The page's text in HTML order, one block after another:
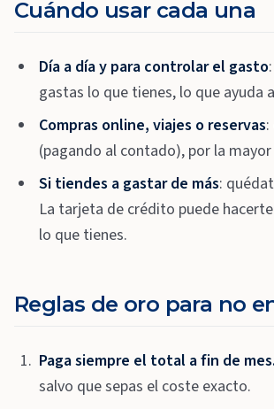
Cuándo usar cada una
Día a día y para controlar el gasto
gastas lo que tienes, lo que ayuda
Compras online, viajes o reservas
(pagando al contado), por la
Si tiendes a gastar de más:
La tarjeta de crédito puede
lo que tienes.
Reglas de oro para no
Paga siempre el total a fin de mes.
salvo que sepas el coste exacto.